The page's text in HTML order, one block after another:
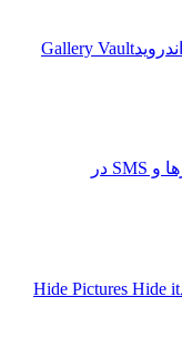
Gallery Vault
مخفی کردن عکس ، فیلم ، نرم افزارها و SMS در
Hide Pictures